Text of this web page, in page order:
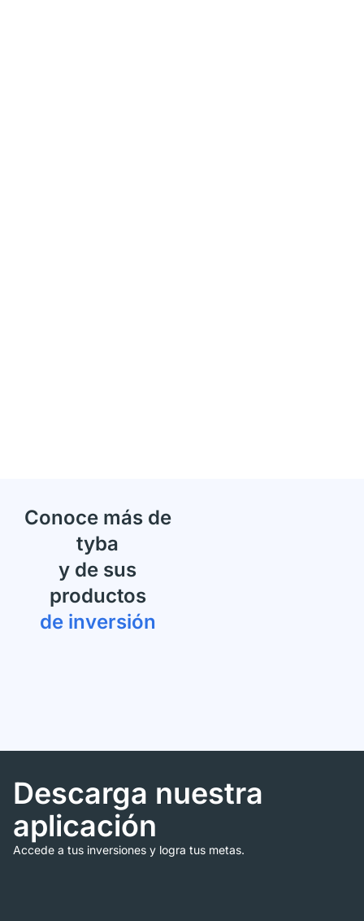
Conoce más de
tyba
y de sus
productos
de inversión
Descarga nuestra
aplicación
Accede a tus inversiones y logra tus metas.